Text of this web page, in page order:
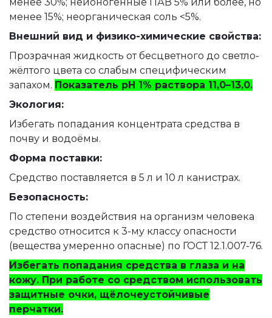
менее 15%; неорганическая соль <5%.
Внешний вид и физико-химические свойства:
Прозрачная жидкость от бесцветного до светло-
жёлтого цвета со слабым специфическим
запахом. Показатель pH 1% раствора 11,0–13,0.
Экология:
Избегать попадания концентрата средства в
почву и водоёмы.
Форма поставки:
Средство поставляется в 5 л и 10 л канистрах.
Безопасность:
По степени воздействия на организм человека
средство относится к 3-му классу опасности
(вещества умеренно опасные) по ГОСТ 12.1.007-76.
Избегать попадания средства в глаза и на
кожу. При работе со средством использовать
защитные очки, щёлочеустойчивые
перчатки.